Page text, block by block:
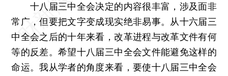
十八届三中全会决定的内容很丰富，涉及面非
常广，但要把文字变成现实绝非易事。从十六届三
中全会之后的十年来看，改革进程与改革文件有何
等的反差。希望十八届三中全会文件能避免这样的
命运。我从学者的角度来看，要使十八届三中全会